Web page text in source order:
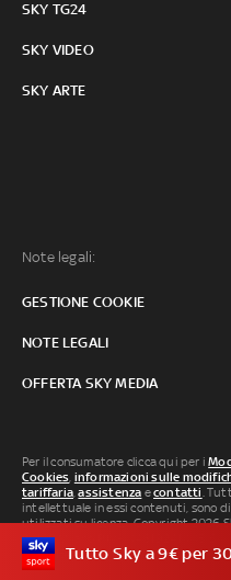
SKY TG24
SKY VIDEO
SKY ARTE
Note legali:
GESTIONE COOKIE
NOTE LEGALI
OFFERTA SKY MEDIA
Per il consumatore clicca qui per i
Cookies, informazioni sulle
tariffaria,assistenza econtatti.
intellettuale in essi contenuti, sono
utilizzati su licenza. Copyright 2026
20138 Milano P.IVA 04619241005.
3035-1545.Segnalazione Abusi
Tutto Sky a 9€ per